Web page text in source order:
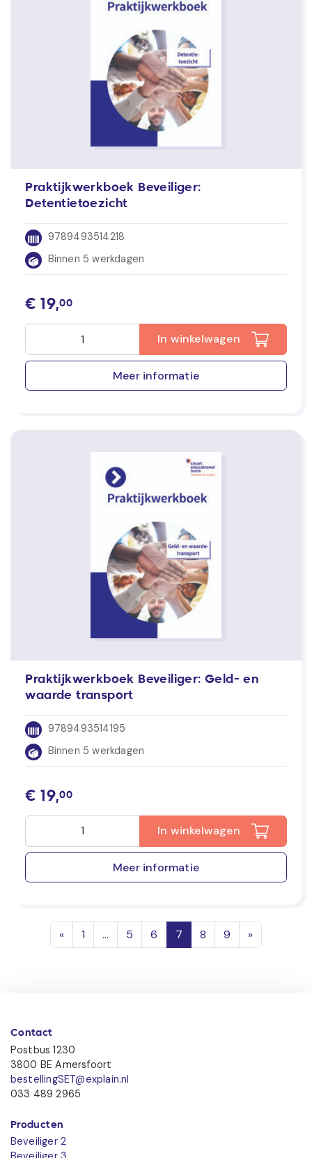
Praktijkwerkboek Beveiliger:
Detentietoezicht
9789493514218
Binnen 5 werkdagen
€ 19,00
In winkelwagen
Meer informatie
Praktijkwerkboek Beveiliger: Geld- en
waarde transport
9789493514195
Binnen 5 werkdagen
€ 19,00
In winkelwagen
Meer informatie
Posts navigation
« 1 … 5 6 7 8 9 »
Contact
Postbus 1230
3800 BE Amersfoort
bestellingSET@explain.nl
033 489 2965
Producten
Beveiliger 2